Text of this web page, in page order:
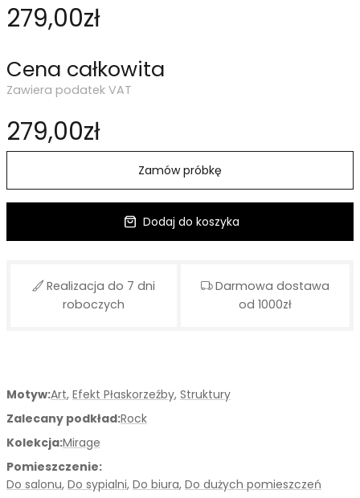
Motyw:Art, Efekt Płaskorzeźby, Struktury
Zalecany podkład:Rock
Kolekcja:Mirage
Pomieszczenie:
Do salonu, Do sypialni, Do biura, Do dużych pomieszczeń
279,00zł
Cena całkowita
Zawiera podatek VAT
279,00zł
Zamów próbkę
Dodaj do koszyka
Realizacja do 7 dni
roboczych
Darmowa dostawa
od 1000zł